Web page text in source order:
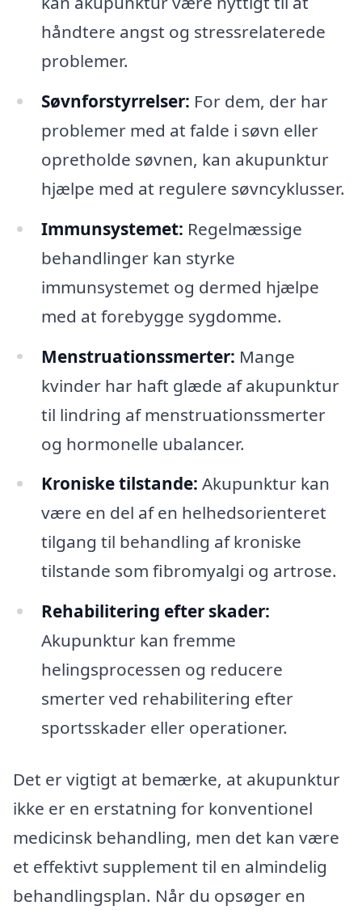
håndtere angst og stressrelaterede
problemer.
Søvnforstyrrelser: For dem, der har
problemer med at falde i søvn eller
opretholde søvnen, kan akupunktur
hjælpe med at regulere søvncyklusser.
Immunsystemet: Regelmæssige
behandlinger kan styrke
immunsystemet og dermed hjælpe
med at forebygge sygdomme.
Menstruationssmerter: Mange
kvinder har haft glæde af akupunktur
til lindring af menstruationssmerter
og hormonelle ubalancer.
Kroniske tilstande: Akupunktur kan
være en del af en helhedsorienteret
tilgang til behandling af kroniske
tilstande som fibromyalgi og artrose.
Rehabilitering efter skader:
Akupunktur kan fremme
helingsprocessen og reducere
smerter ved rehabilitering efter
sportsskader eller operationer.
Det er vigtigt at bemærke, at akupunktur
ikke er en erstatning for konventionel
medicinsk behandling, men det kan være
et effektivt supplement til en almindelig
behandlingsplan. Når du opsøger en